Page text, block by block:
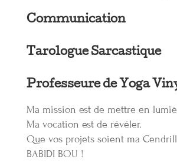
Communication
Tarologue Sarcastique
Professeure de Yoga
Ma mission est de mettre en
Ma vocation est de révéler.
Que vos projets soient ma
BABIDI BOU !